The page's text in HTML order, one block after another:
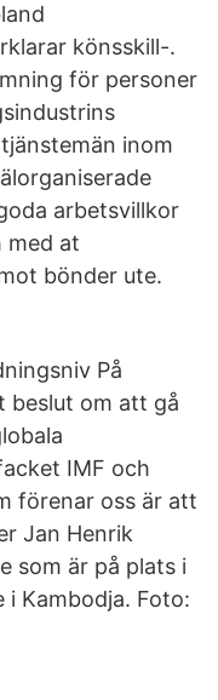
könsskill-.
för personer
inom
arbetsvillkor
med at
bönder ute.
På
beslut om att gå
IMF och
förenar oss är att
Jan Henrik
som är på plats i
i Kambodja. Foto: